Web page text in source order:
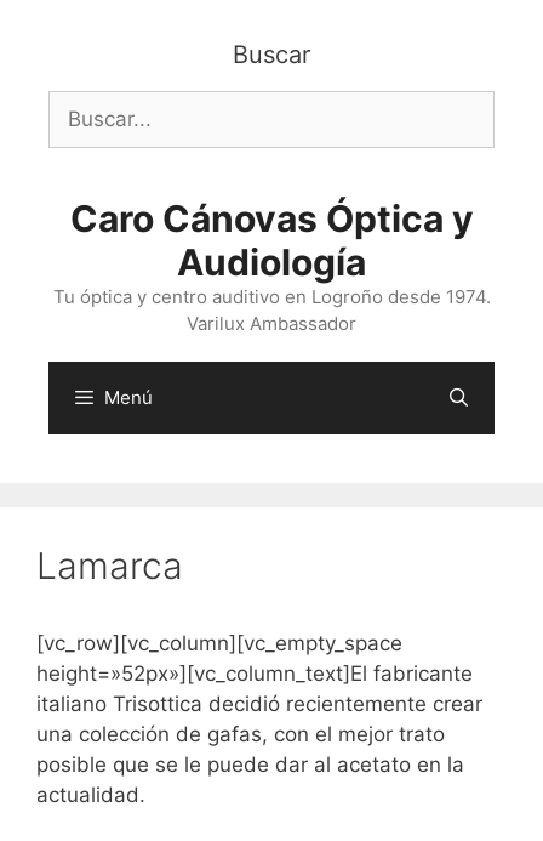
Buscar
Buscar:
Caro Cánovas Óptica y
Audiología
Tu óptica y centro auditivo en Logroño desde 1974.
Varilux Ambassador
Menú
Lamarca
[vc_row][vc_column][vc_empty_space
height=»52px»][vc_column_text]El fabricante
italiano Trisottica decidió recientemente crear
una colección de gafas, con el mejor trato
posible que se le puede dar al acetato en la
actualidad.